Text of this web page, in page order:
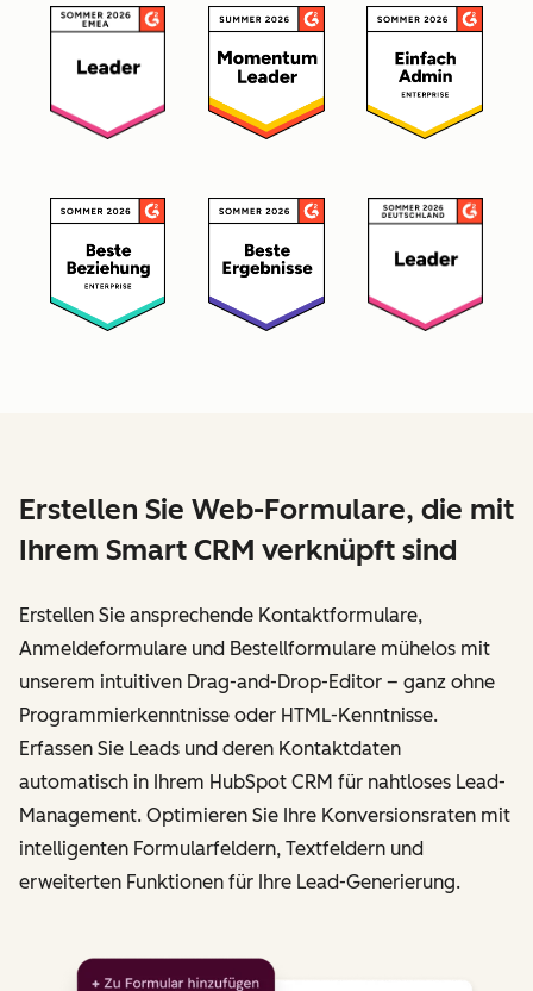
Erstellen Sie Web-Formulare, die mit
Ihrem Smart CRM verknüpft sind
Erstellen Sie ansprechende Kontaktformulare,
Anmeldeformulare und Bestellformulare mühelos mit
unserem intuitiven Drag-and-Drop-Editor – ganz ohne
Programmierkenntnisse oder HTML-Kenntnisse.
Erfassen Sie Leads und deren Kontaktdaten
automatisch in Ihrem HubSpot CRM für nahtloses Lead-
Management. Optimieren Sie Ihre Konversionsraten mit
intelligenten Formularfeldern, Textfeldern und
erweiterten Funktionen für Ihre Lead-Generierung.